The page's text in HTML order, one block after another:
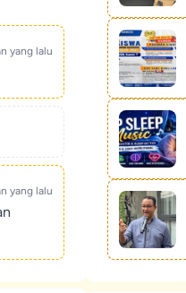
yang lalu
yang lalu